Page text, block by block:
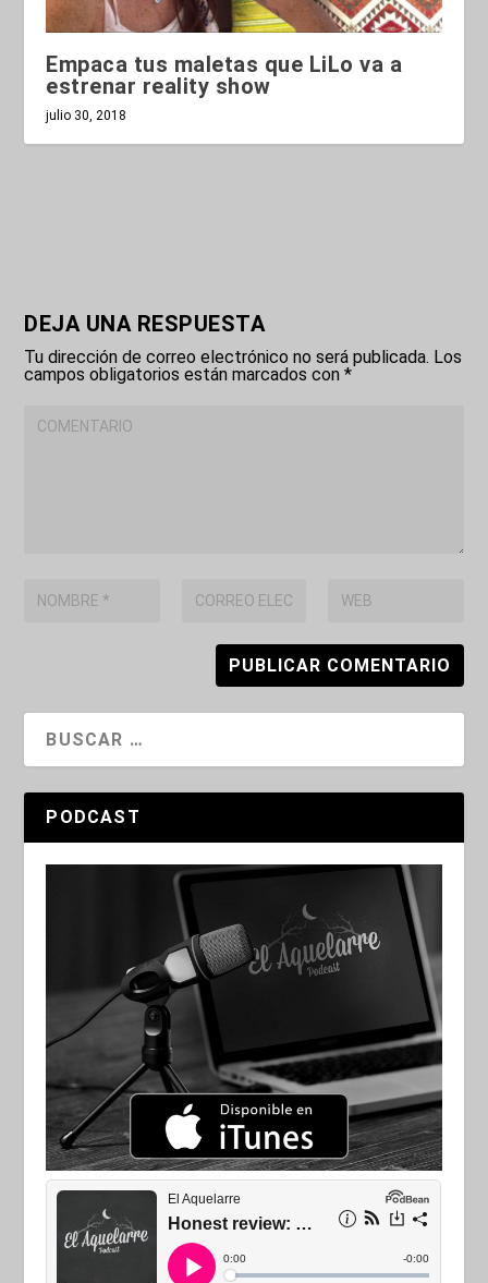
Empaca tus maletas que LiLo va a
estrenar reality show
julio 30, 2018
DEJA UNA RESPUESTA
Tu dirección de correo electrónico no será publicada. Los
campos obligatorios están marcados con*
PODCAST